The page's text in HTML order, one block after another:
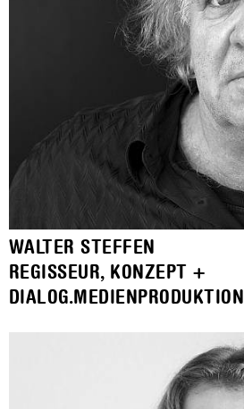
WALTER STEFFEN
REGISSEUR, KONZEPT +
DIALOG.MEDIENPRODUKTION